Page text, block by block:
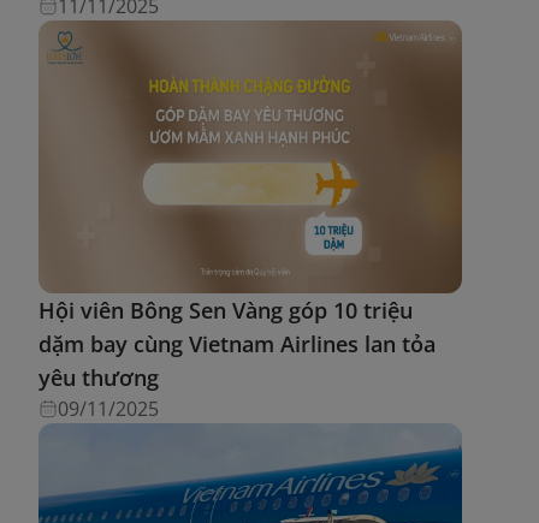
11/11/2025
Hội viên Bông Sen Vàng góp 10 triệu
dặm bay cùng Vietnam Airlines lan tỏa
yêu thương
09/11/2025